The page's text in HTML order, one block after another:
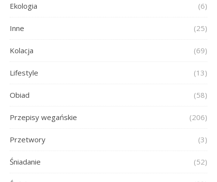
Ekologia (6)
Inne (25)
Kolacja (69)
Lifestyle (13)
Obiad (58)
Przepisy wegańskie (206)
Przetwory (3)
Śniadanie (52)